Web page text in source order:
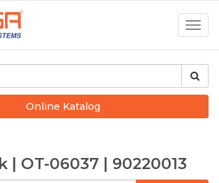
Online Katalog
| OT-06037 | 90220013